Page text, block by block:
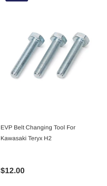
EVP Belt Changing Tool For
Kawasaki Teryx H2
$12.00